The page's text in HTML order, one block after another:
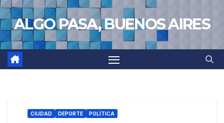
Saltar
al
contenido
ALGO PASA, BUENOS AIRES
CIUDAD DEPORTE POLÍTICA